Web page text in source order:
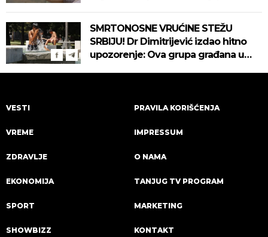
SMRTONOSNE VRUĆINE STEŽU
SRBIJU! Dr Dimitrijević izdao hitno
upozorenje: Ova grupa građana u
VESTI
VREME
ZDRAVLJE
EKONOMIJA
SPORT
SHOWBIZZ
PRAVILA KORIŠĆENJA
IMPRESSUM
O NAMA
TANJUG TV PROGRAM
MARKETING
KONTAKT